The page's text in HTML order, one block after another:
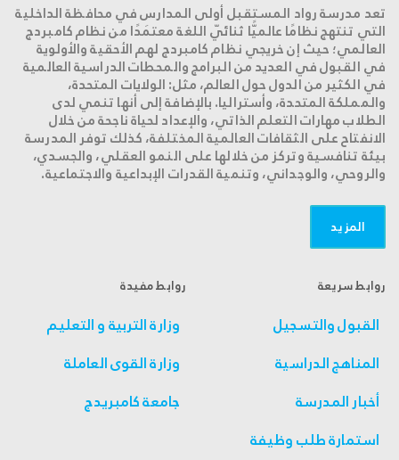
تعد مدرسة رواد المستقبل أولى المدارس في محافظة الداخلية
التي تنتهج نظامًا عالميًّا ثنائيّ اللغة معتمَدًا من نظام كامبردج
العالمي؛ حيث إن خريجي نظام كامبردج لهم الأحقية والأولوية
في القبول في العديد من البرامج والمحطات الدراسية العالمية
في الكثير من الدول حول العالم، مثل: الولايات المتحدة،
والمملكة المتحدة، وأستراليا. بالإضافة إلى أنها تنمي لدى
الطلاب مهارات التعلم الذاتي، والإعداد لحياة ناجحة من خلال
الانفتاح على الثقافات العالمية المختلفة، كذلك توفر المدرسة
بيئة تنافسية وتركز من خلالها على النمو العقلي، والجسدي،
والروحي، والوجداني، وتنمية القدرات الإبداعية والاجتماعية.
المزید
روابط مفيدة
وزارة التربية و التعليم
وزارة القوى العاملة
جامعة كامبريدج
روابط سريعة
القبول والتسجيل
المناهج الدراسية
أخبار المدرسة
استمارة طلب وظيفة